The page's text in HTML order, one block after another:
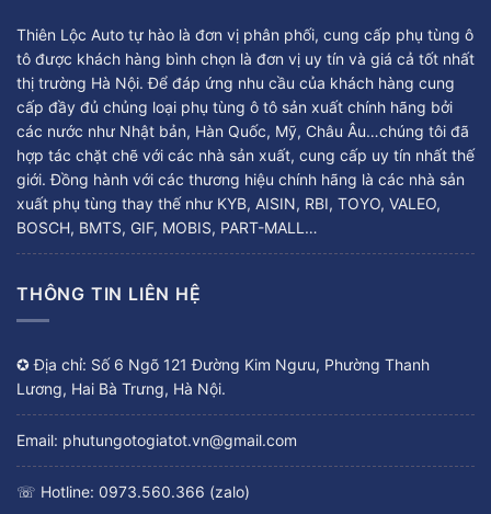
Thiên Lộc Auto tự hào là đơn vị phân phối, cung cấp phụ tùng ô
tô được khách hàng bình chọn là đơn vị uy tín và giá cả tốt nhất
thị trường Hà Nội. Để đáp ứng nhu cầu của khách hàng cung
cấp đầy đủ chủng loại phụ tùng ô tô sản xuất chính hãng bởi
các nước như Nhật bản, Hàn Quốc, Mỹ, Châu Âu…chúng tôi đã
hợp tác chặt chẽ với các nhà sản xuất, cung cấp uy tín nhất thế
giới. Đồng hành với các thương hiệu chính hãng là các nhà sản
xuất phụ tùng thay thế như KYB, AISIN, RBI, TOYO, VALEO,
BOSCH, BMTS, GIF, MOBIS, PART-MALL…
THÔNG TIN LIÊN HỆ
✪ Địa chỉ: Số 6 Ngõ 121 Đường Kim Ngưu, Phường Thanh
Lương, Hai Bà Trưng, Hà Nội.
Email: phutungotogiatot.vn@gmail.com
☏ Hotline: 0973.560.366 (zalo)